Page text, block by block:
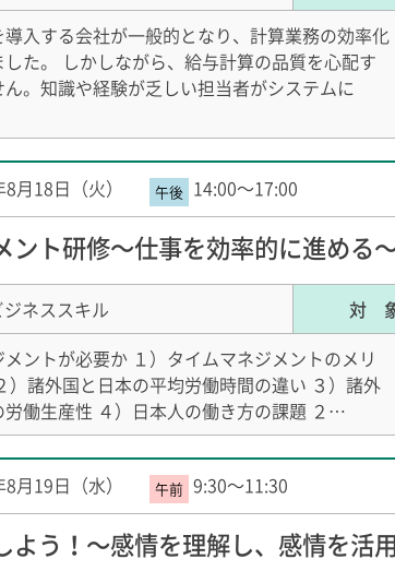
入する会社が一般的となり、計算業務の効率化
した。 しかしながら、給与計算の品質を心配す
。知識や経験が乏しい担当者がシステムに
月18日（火） 14:00～17:00
ト研修～仕事を効率的に進める
ジネススキル 対
ントが必要か １）タイムマネジメントのメリ
）諸外国と日本の平均労働時間の違い ３）諸外
働生産性 ４）日本人の働き方の課題 ２…
月19日（水） 9:30～11:30
う！～感情を理解し、感情を活